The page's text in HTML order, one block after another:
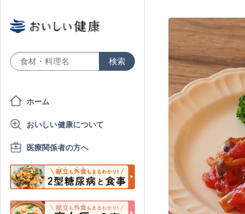
ホーム
おいしい健康について
医療関係者の方へ